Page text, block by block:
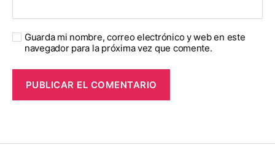
Guarda mi nombre, correo electrónico y web en este
navegador para la próxima vez que comente.